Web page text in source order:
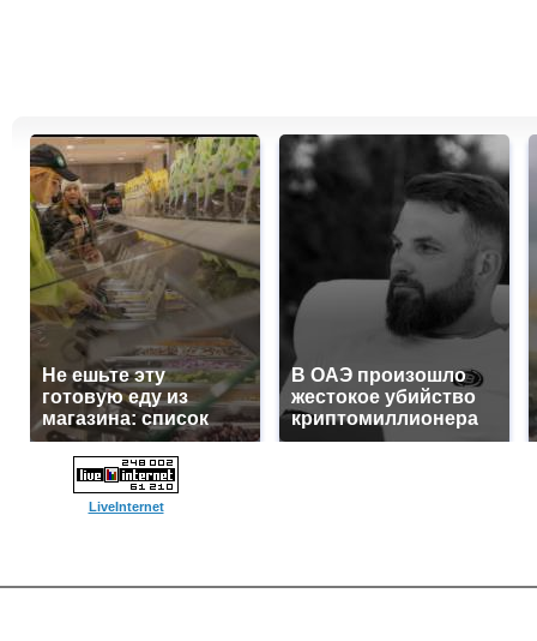
Не ешьте эту
готовую еду из
магазина: список
В ОАЭ произошло
жестокое убийство
криптомиллионера
LiveInternet